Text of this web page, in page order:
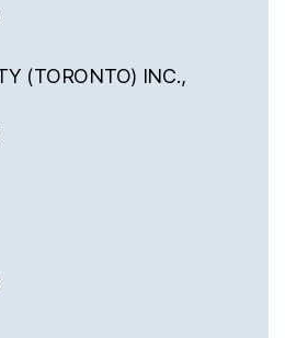
(TORONTO) INC.,